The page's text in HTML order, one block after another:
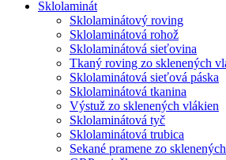
Sklolaminát
Sklolaminátový roving
Sklolaminátová rohož
Sklolaminátová sieťovina
Tkaný roving zo sklenených
Sklolaminátová sieťová páska
Sklolaminátová tkanina
Výstuž zo sklenených vlákien
Sklolaminátová tyč
Sklolaminátová trubica
Sekané pramene zo